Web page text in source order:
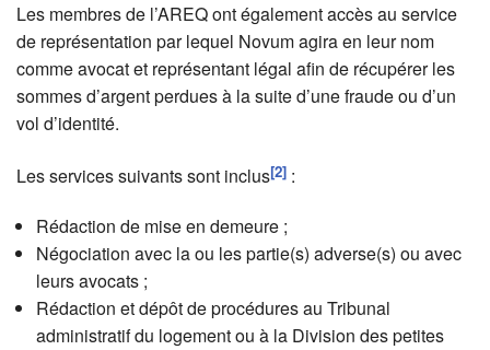
Les membres de l’AREQ ont également accès au service
de représentation par lequel Novum agira en leur nom
comme avocat et représentant légal afin de récupérer les
sommes d’argent perdues à la suite d’une fraude ou d’un
vol d’identité.
Les services suivants sont inclus[2] :
Rédaction de mise en demeure ;
Négociation avec la ou les partie(s) adverse(s) ou avec
leurs avocats ;
Rédaction et dépôt de procédures au Tribunal
administratif du logement ou à la Division des petites